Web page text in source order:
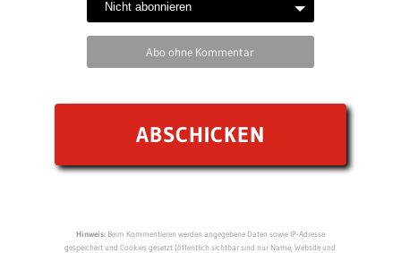
Abo ohne Kommentar
Hinweis:Beim Kommentieren werden angegebene Daten sowie IP-Adresse
gespeichert und Cookies gesetzt (öffentlich sichtbar sind nur Name, Website und